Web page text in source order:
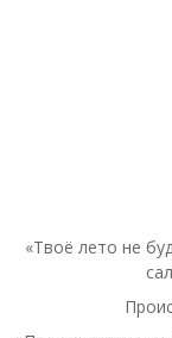
«Твоё лето не